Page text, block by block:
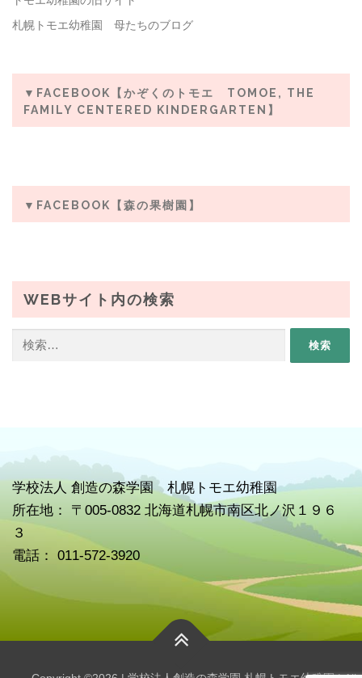
札幌トモエ幼稚園 母たちのブログ
▼FACEBOOK【かぞくのトモエ TOMOE, THE
FAMILY CENTERED KINDERGARTEN】
▼FACEBOOK【森の果樹園】
WEBサイト内の検索
学校法人 創造の森学園 札幌トモエ幼稚園
所在地： 〒005-0832 北海道札幌市南区北ノ沢１９６
３
電話： 011-572-3920